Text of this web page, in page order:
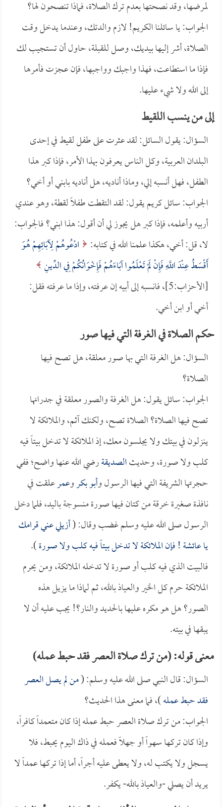
لمرضها، وقد نصحتها بعدم ترك الصلاة، فماذا تنصحون لها؟
الجواب: يا سائلنا الكريم! لازم والدتك، وعندما يدخل وقت
الصلاة، أشر إليها بيديك، وصل للقبلة، حاول أن تستجيب لك
فإذا ما استطاعت، فهذا واجبك وواجبها، فإن عجزت فأمرها
إلى الله ولا شيء عليها.
إلى من ينسب اللقيط
السؤال: يقول السائل: لقد عثرت على طفل لقيط في إحدى
البلدان العربية، وكل الناس يعرفون بهذا الأمر، فإذا كبر هذا
الطفل، فهل أنسبه إلي، وماذا أناديه، هل أناديه بابني أو أخي؟
الجواب: سائل كريم يقول: لقد التقطت طفلاً لقطة، وهو عندي
أربيه وأعلمه، فإذا كبر هل يجوز لي أن أقول: هذا ابني؟ فالجواب:
لا، قل: أخي، هكذا علمنا الله في كتابه:
ادْعُوهُمْ لِآبَائِهِمْ هُوَ
أَقْسَطُ عِنْدَ اللَّهِ فَإِنْ لَمْ تَعْلَمُوا آبَاءَهُمْ فَإِخْوَانُكُمْ فِي الدِّينِ
[الأحزاب:5]، فانسبه إلى أبيه إن عرفته، وإذا ما عرفته فقل:
أخي أو ابن أخي.
حكم الصلاة في الغرفة التي فيها صور
السؤال: هل الغرفة التي بها صور معلقة، هل تصح فيها
الصلاة؟
الجواب: سائل يقول: هل الغرفة والصور معلقة في جدرانها
تصح فيها الصلاة؟ الصلاة تصح، ولكنك آثم، والملائكة لا
ينزلون في بيتك ولا يجلسون معك، إذ الملائكة لا تدخل بيتاً فيه
كلب ولا صورة، وحديثالصديقةرضي الله عنها واضح؛ ففي
حجرتها الشريفة التي فيها الرسول وأبو بكروعمرعلقت في
نافذة صغيرة خرقة من كتان فيها صورة منسوجة باليد، فلما دخل
الرسول صلى الله عليه وسلم غضب وقال: (أزيلي عني قرامك
ياعائشة! فإن الملائكة لا تدخل بيتاً فيه كلب ولا صورة).
فالبيت الذي فيه كلب أو صورة لا تدخله الملائكة، ومن يحرم
الملائكة حرم كل الخير والعياذ بالله، ثم لماذا ما يزيل هذه
الصور؟ هل هو مكره عليها بالحديد والنار؟! يجب عليه أن لا
يبقها في بيته.
معنى قوله: (من ترك صلاة العصر فقد حبط عمله)
السؤال: قال النبي صلى الله عليه وسلم: (من لم يصل العصر
فقد حبط عمله)، فما معنى هذا الحديث؟
الجواب: من ترك صلاة العصر حبط عمله إذا كان متعمداً كافراً،
وإذا كان تركها سهواً أو جهلاً فعمله في ذاك اليوم يحبط، فلا
يسجل ولا يكتب له، ولا يعطى عليه أجراً، أما إذا تركها عمداً لا
يريد أن يصلي -والعياذ بالله- يكفر.